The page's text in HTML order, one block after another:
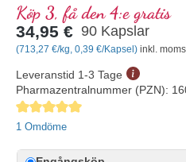
Köp 3, få den 4:e gratis
34,95 € 90 Kapslar
(713,27 €/kg, 0,39 €/Kapsel) inkl.
Leveranstid 1-3 Tage
Pharmazentralnummer (PZN):
Genomsnittligt betyg på 5 av 5
1 Omdöme